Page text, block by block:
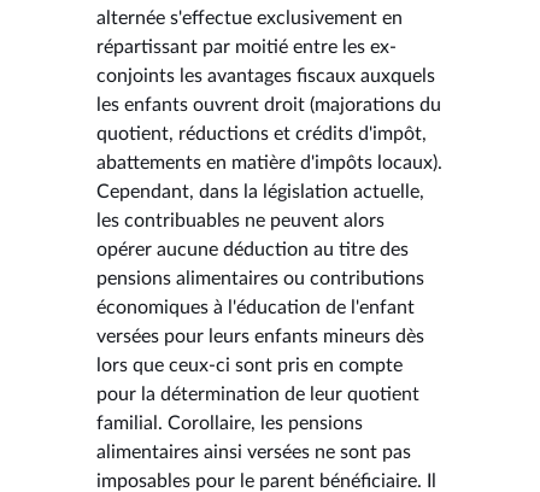
alternée s'effectue exclusivement en
répartissant par moitié entre les ex-
conjoints les avantages fiscaux auxquels
les enfants ouvrent droit (majorations du
quotient, réductions et crédits d'impôt,
abattements en matière d'impôts locaux).
Cependant, dans la législation actuelle,
les contribuables ne peuvent alors
opérer aucune déduction au titre des
pensions alimentaires ou contributions
économiques à l'éducation de l'enfant
versées pour leurs enfants mineurs dès
lors que ceux-ci sont pris en compte
pour la détermination de leur quotient
familial. Corollaire, les pensions
alimentaires ainsi versées ne sont pas
imposables pour le parent bénéficiaire. Il